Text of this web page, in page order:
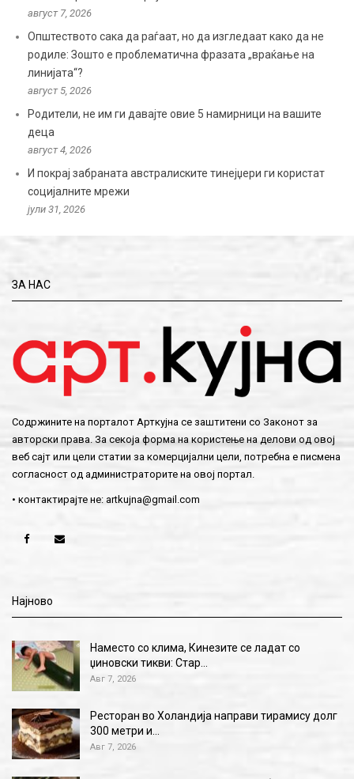
август 7, 2026
Општеството сака да раѓаат, но да изгледаат како да не
родиле: Зошто е проблематична фразата „враќање на
линијата“?
август 5, 2026
Родители, не им ги давајте овие 5 намирници на вашите
деца
август 4, 2026
И покрај забраната австралиските тинејџери ги користат
социјалните мрежи
јули 31, 2026
ЗА НАС
Содржините на порталот Арткујна се заштитени со Законот за
авторски права. За секоја форма на користење на делови од овој
веб сајт или цели статии за комерцијални цели, потребна е писмена
согласност од администраторите на овој портал.
• контактирајте не: artkujna@gmail.com
Најново
Наместо со клима, Кинезите се ладат со
џиновски тикви: Стар…
Авг 7, 2026
Ресторан во Холандија направи тирамису долг
300 метри и…
Авг 7, 2026